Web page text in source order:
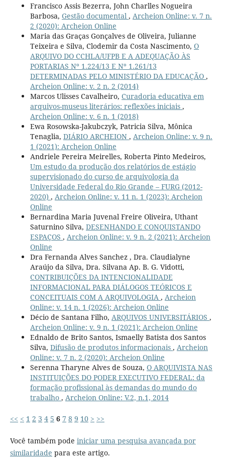
Francisco Assis Bezerra, John Charlles Nogueira
Barbosa, Gestão documental , Archeion Online: v. 7 n.
2 (2020): Archeion Online
Maria das Graças Gonçalves de Oliveira, Julianne
Teixeira e Silva, Clodemir da Costa Nascimento, O
ARQUIVO DO CCHLA/UFPB E A ADEQUAÇÃO ÀS
PORTARIAS Nº 1.224/13 E Nº 1.261/13
DETERMINADAS PELO MINISTÉRIO DA EDUCAÇÃO ,
Archeion Online: v. 2 n. 2 (2014)
Marcos Ulisses Cavalheiro, Curadoria educativa em
arquivos-museus literários: reflexões iniciais ,
Archeion Online: v. 6 n. 1 (2018)
Ewa Rosowska-Jakubczyk, Patricia Silva, Mônica
Tenaglia, DIÁRIO ARCHEION , Archeion Online: v. 9 n.
1 (2021): Archeion Online
Andriele Pereira Meirelles, Roberta Pinto Medeiros,
Um estudo da produção dos relatórios de estágio
supervisionado do curso de arquivologia da
Universidade Federal do Rio Grande – FURG (2012-
2020) , Archeion Online: v. 11 n. 1 (2023): Archeion
Online
Bernardina Maria Juvenal Freire Oliveira, Uthant
Saturnino Silva, DESENHANDO E CONQUISTANDO
ESPAÇOS , Archeion Online: v. 9 n. 2 (2021): Archeion
Online
Dra Fernanda Alves Sanchez , Dra. Claudialyne
Araújo da Silva, Dra. Silvana Ap. B. G. Vidotti,
CONTRIBUIÇÕES DA INTENCIONALIDADE
INFORMACIONAL PARA DIÁLOGOS TEÓRICOS E
CONCEITUAIS COM A ARQUIVOLOGIA , Archeion
Online: v. 14 n. 1 (2026): Archeion Online
Décio de Santana Filho, ARQUIVOS UNIVERSITÁRIOS ,
Archeion Online: v. 9 n. 1 (2021): Archeion Online
Ednaldo de Brito Santos, Ismaelly Batista dos Santos
Silva, Difusão de produtos informacionais , Archeion
Online: v. 7 n. 2 (2020): Archeion Online
Serenna Tharyne Alves de Souza, O ARQUIVISTA NAS
INSTITUIÇÕES DO PODER EXECUTIVO FEDERAL: da
formação profissional às demandas do mundo do
trabalho , Archeion Online: V.2, n.1, 2014
<< < 1 2 3 4 5 6 7 8 9 10 > >>
Você também pode iniciar uma pesquisa avançada por
similaridade para este artigo.